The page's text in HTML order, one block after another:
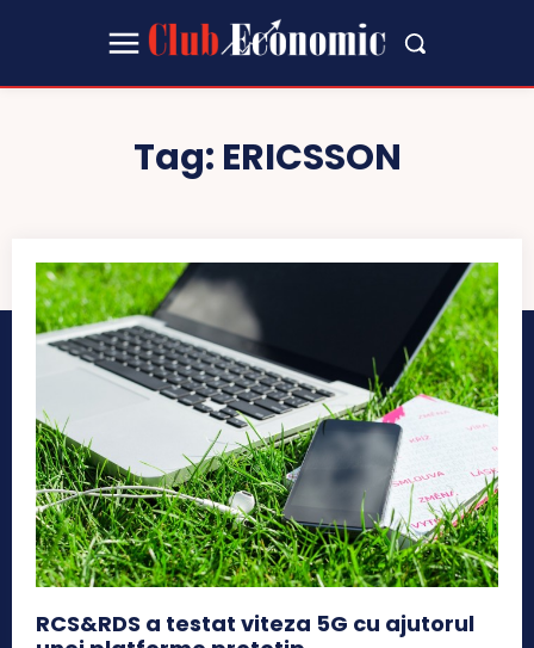
Tag: ERICSSON
RCS&RDS a testat viteza 5G cu ajutorul